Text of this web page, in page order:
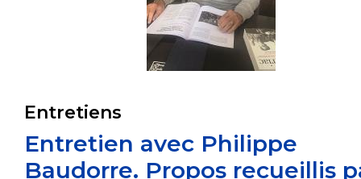
Entretiens
Entretien avec Philippe
Baudorre. Propos recueillis